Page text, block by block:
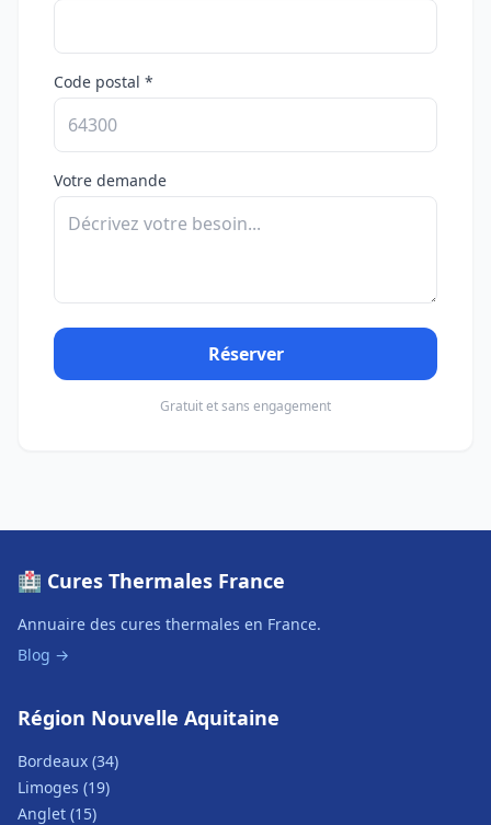
Code postal *
Votre demande
Réserver
Gratuit et sans engagement
🏥 Cures Thermales France
Annuaire des cures thermales en France.
Blog →
Région Nouvelle Aquitaine
Bordeaux (34)
Limoges (19)
Anglet (15)